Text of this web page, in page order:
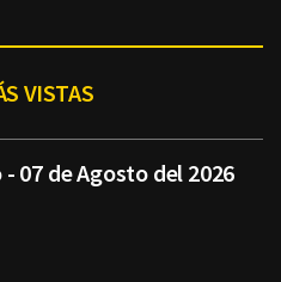
VISTAS
07 de Agosto del 2026